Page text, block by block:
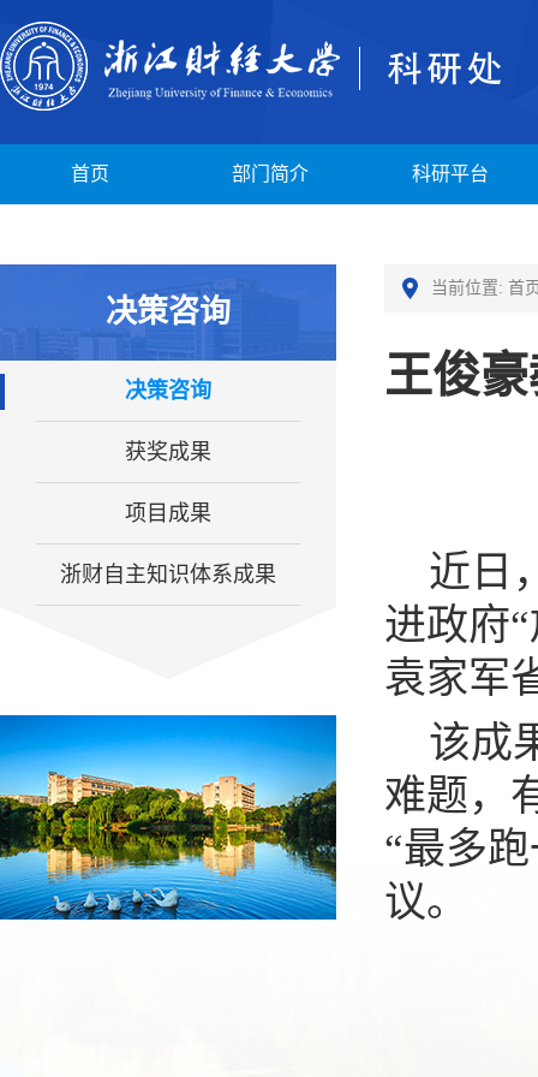
首页 部门简介 科研平台
决策咨询
决策咨询
获奖成果
项目成果
浙财自主知识体系成果
当前位置: 首
王俊
近日
进政府
袁家军
该成
难题，
“最多
议。